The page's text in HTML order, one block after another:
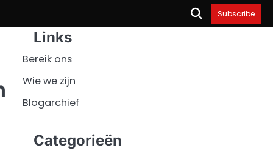
Subscribe
Links
Bereik ons
Wie we zijn
Blogarchief
Categorieën